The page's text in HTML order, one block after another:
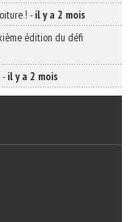
! -il y a 2 mois
édition du défi
-il y a 2 mois